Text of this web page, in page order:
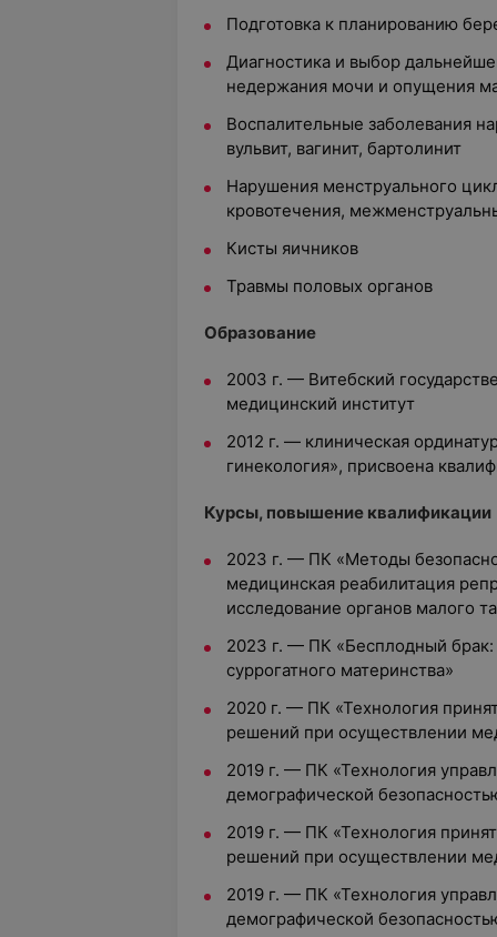
Подготовка к планированию
Диагностика и выбор
недержания мочи и опущения
Воспалительные заболевания
вульвит, вагинит, бартолинит
Нарушения менструального
кровотечения,
Кисты яичников
Травмы половых органов
Образование
2003 г. — Витебский
медицинский институт
2012 г. — клиническая
гинекология», присвоена
Курсы, повышение квалификации
2023 г. — ПК «Методы
медицинская реабилитация
исследование органов малого
2023 г. — ПК «Бесплодный брак:
суррогатного материнства»
2020 г. — ПК «Технология
решений при осуществлении
2019 г. — ПК «Технология
демографической
2019 г. — ПК «Технология
решений при осуществлении
2019 г. — ПК «Технология
демографической